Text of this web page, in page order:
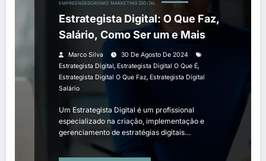
EMPREENDEDORISMO MARKETING DIGITAL
Estrategista Digital: O Que Faz,
Salário, Como Ser um e Mais
Marco Silva
30 De Agosto De 2024
Estrategista Digital, Estrategista Digital O Que É,
Estrategista Digital O Que Faz, Estrategista Digital
Salário
Um Estrategista Digital é um profissional
especializado na criação, implementação e
gerenciamento de estratégias digitais…